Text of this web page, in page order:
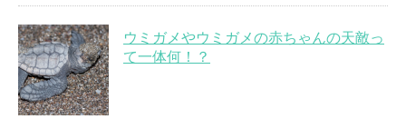
ウミガメやウミガメの赤ちゃんの天敵っ
て一体何！？